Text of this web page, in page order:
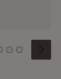
8 91011
Zu Kachel: 12
Zu Kachel:
Zu